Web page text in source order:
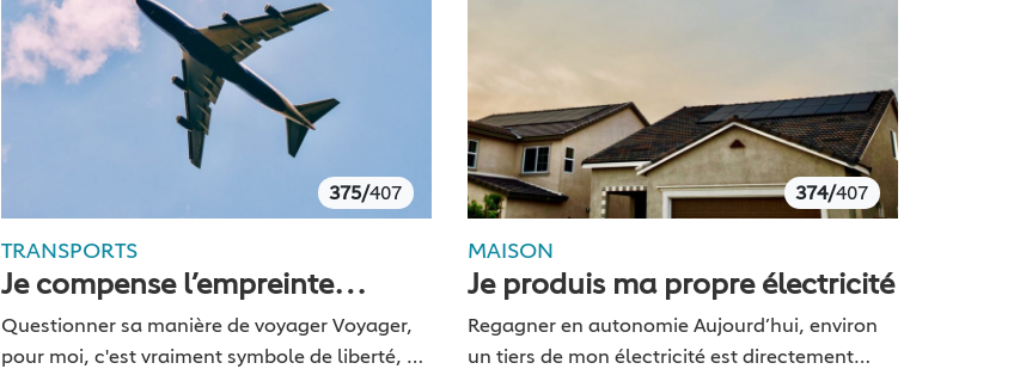
375/407
TRANSPORTS
Je compense l’empreinte
carbone de mes déplacements
Questionner sa manière de voyager Voyager,
pour moi, c'est vraiment symbole de liberté, de
374/407
MAISON
Je produis ma propre électricité
Regagner en autonomie Aujourd’hui, environ
un tiers de mon électricité est directement